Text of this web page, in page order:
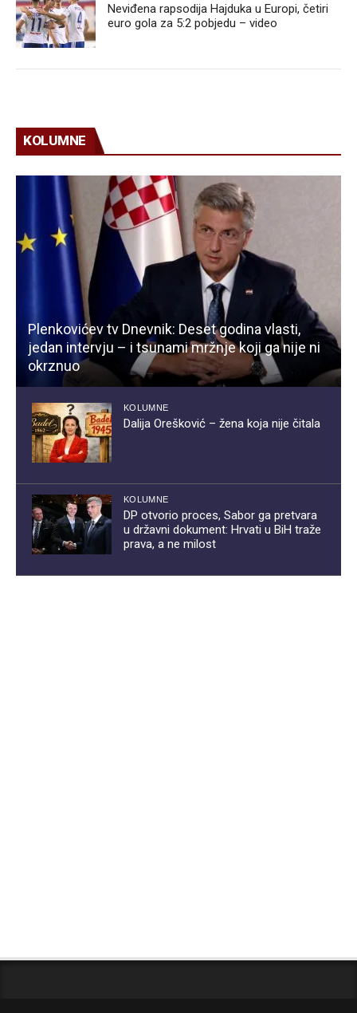
Neviđena rapsodija Hajduka u Europi, četiri
euro gola za 5:2 pobjedu – video
KOLUMNE
Plenkovićev tv Dnevnik: Deset godina vlasti,
jedan intervju – i tsunami mržnje koji ga nije ni
okrznuo
KOLUMNE
Dalija Orešković – žena koja nije čitala
KOLUMNE
DP otvorio proces, Sabor ga pretvara
u državni dokument: Hrvati u BiH traže
prava, a ne milost